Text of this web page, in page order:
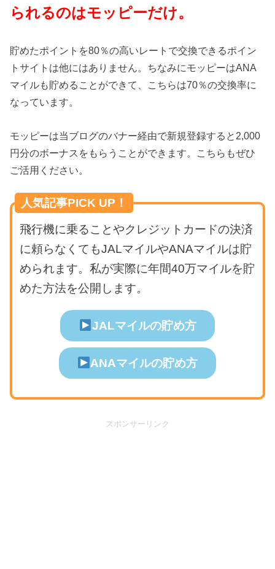
られるのはモッピーだけ。
貯めたポイントを80％の高いレートで交換できるポイン
トサイトは他にはありません。ちなみにモッピーはANA
マイルも貯めることができて、こちらは70％の交換率に
なっています。
モッピーは当ブログのバナー経由で新規登録すると2,000
円分のボーナスをもらうことができます。こちらもぜひ
ご活用ください。
人気記事PICK UP！
飛行機に乗ることやクレジットカードの決済
に頼らなくてもJALマイルやANAマイルは貯
められます。私が実際に年間40万マイルを貯
めた方法を公開します。
JALマイルの貯め方
ANAマイルの貯め方
スポンサーリンク